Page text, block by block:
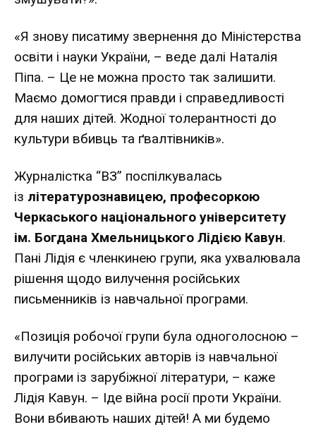
«Я знову писатиму звернення до Міністерства
освіти і науки України, – веде далі Наталія
Піпа. – Це не можна просто так залишити.
Маємо домогтися правди і спра­ведливості
для наших дітей. Жодної толерантності до
культури вбивць та ґвалтівників».
Журналістка “ВЗ” поспілкувалась
із літературознави­цею, професоркою
Черкаського національного універси­тету
ім. Богдана Хмельницького Лідією Кавун.
Пані Лідія є членкинею групи, яка ухвалювала
рішення щодо вилучен­ня російських
письменників із навчальної програми.
«Позиція робочої групи була одноголосною –
вилу­чити російських авторів із навчальної
програми із зару­біжної літератури, – каже
Лідія Кавун. – Іде війна росії проти України.
Вони вбивають наших дітей! А ми буде­мо